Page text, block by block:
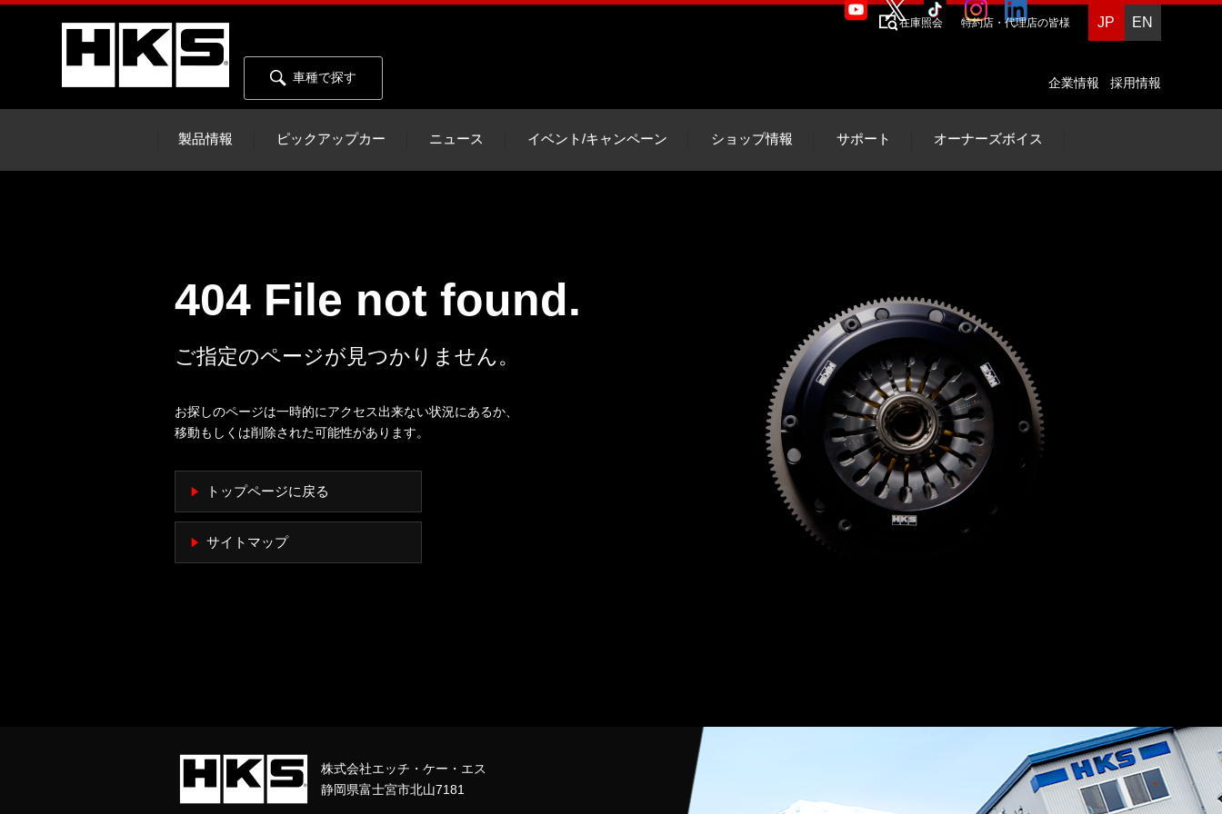
車種で探す 企業情報 採用情報
在庫照会 特約店・代理店の皆様 JP EN
製品情報 ピックアップカー ニュース イベント/キャンペーン ショップ情報 サポート オーナーズボイス
404 File not found.
ご指定のページが見つかりません。
お探しのページは一時的にアクセス出来ない状況にあるか、
移動もしくは削除された可能性があります。
トップページに戻る
サイトマップ
株式会社エッチ・ケー・エス
静岡県富士宮市北山7181